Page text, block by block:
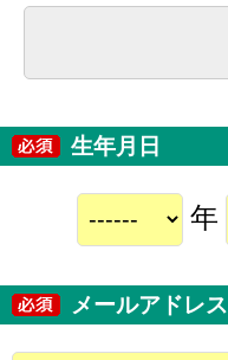
生年月日
年
メールアドレス